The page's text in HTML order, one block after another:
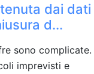
dai dati
d...
sono complicate.
imprevisti e